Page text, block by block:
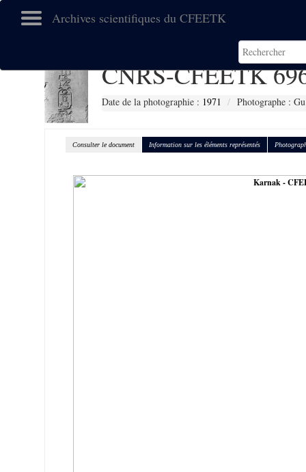
Archives scientifiques du CFEETK
CNRS-CFEETK
Date de la photographie : 1971 Photographe :
Consulter le document Information sur les éléments représentés